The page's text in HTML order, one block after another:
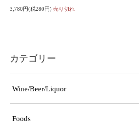
3,780円(税280円) 売り切れ
カテゴリー
Wine/Beer/Liquor
Foods